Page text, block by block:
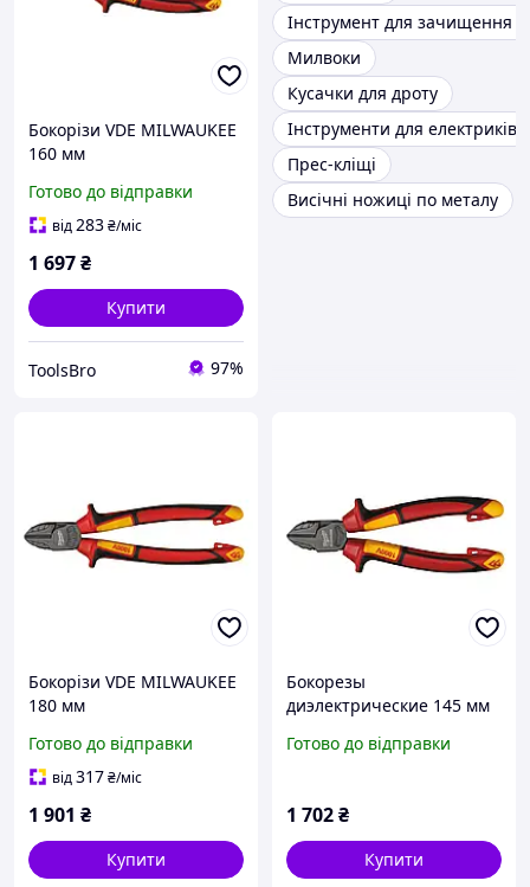
Бокорізи VDE MILWAUKEE
160 мм
Готово до відправки
від283₴/міс
1 697₴
Купити
ToolsBro 97%
Інструмент для зачищення
Милвоки
Кусачки для дроту
Інструменти для електриків
Прес-кліщі
Висічні ножиці по металу
Бокорізи VDE MILWAUKEE
180 мм
Готово до відправки
від317₴/міс
1 901 ₴
Купити
Бокорезы
диэлектрические 145 мм
Готово до відправки
1 702₴
Купити